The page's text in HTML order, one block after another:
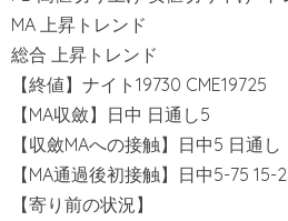
MA 上昇トレンド
総合 上昇トレンド
【終値】ナイト19730 CME19725
【MA収斂】日中 日通し5
【収斂MAへの接触】日中5 日通し
【MA通過後初接触】日中5-75 15-
【寄り前の状況】